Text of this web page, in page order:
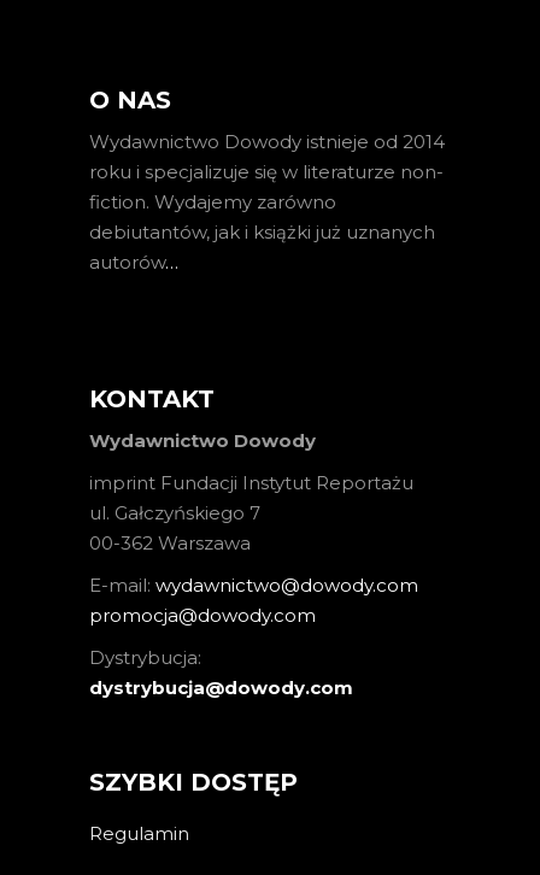
O NAS
Wydawnictwo Dowody istnieje od 2014
roku i specjalizuje się w literaturze non-
fiction. Wydajemy zarówno
debiutantów, jak i książki już uznanych
autorów…
KONTAKT
Wydawnictwo Dowody
imprint Fundacji Instytut Reportażu
ul. Gałczyńskiego 7
00-362 Warszawa
E-mail: wydawnictwo@dowody.com
promocja@dowody.com
Dystrybucja:
dystrybucja@dowody.com
SZYBKI DOSTĘP
Regulamin